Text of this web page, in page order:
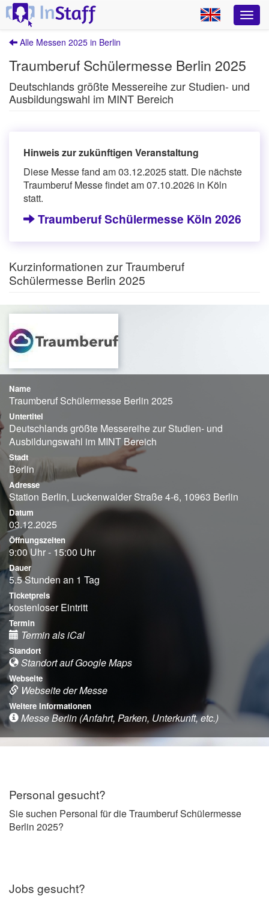
Alle Messen 2025 in Berlin
Traumberuf Schülermesse Berlin 2025
Deutschlands größte Messereihe zur Studien- und
Ausbildungswahl im MINT Bereich
Hinweis zur zukünftigen Veranstaltung
Diese Messe fand am 03.12.2025 statt. Die nächste
Traumberuf Messe findet am 07.10.2026 in Köln
statt.
Traumberuf Schülermesse Köln 2026
Kurzinformationen zur Traumberuf
Schülermesse Berlin 2025
Name
Traumberuf Schülermesse Berlin 2025
Untertitel
Deutschlands größte Messereihe zur Studien- und
Ausbildungswahl im MINT Bereich
Stadt
Berlin
Adresse
Station Berlin, Luckenwalder Straße 4-6, 10963 Berlin
Datum
03.12.2025
Öffnungszeiten
9:00 Uhr - 15:00 Uhr
Dauer
5.5 Stunden an 1 Tag
Ticketpreis
kostenloser Eintritt
Termin
Termin als iCal
Standort
Standort auf Google Maps
Webseite
Webseite der Messe
Weitere Informationen
Messe Berlin (Anfahrt, Parken, Unterkunft, etc.)
Personal gesucht?
Sie suchen Personal für die Traumberuf Schülermesse
Berlin 2025?
Jobs gesucht?